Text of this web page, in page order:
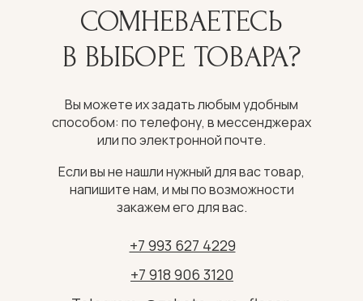
СОМНЕВАЕТЕСЬ
В ВЫБОРЕ ТОВАРА?
+7 993 627 4229
+7 918 906 3120
Вы можете их задать любым удобным
способом: по телефону, в мессенджерах
или по электронной почте.
Если вы не нашли нужный для вас товар,
напишите нам, и мы по возможности
закажем его для вас.